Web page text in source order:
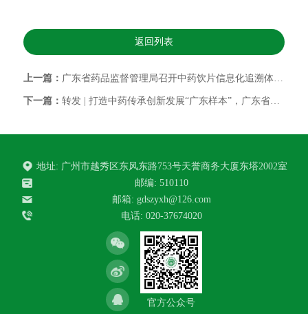
返回列表
上一篇： 广东省药品监督管理局召开中药饮片信息化追溯体系建设座谈会
下一篇：转发 | 打造中药传承创新发展“广东样本”，广东省药监局持续赋能中药产业高质量发展
地址: 广州市越秀区东风东路753号天誉商务大厦东塔2002室
邮编: 510110
邮箱: gdszyxh@126.com
电话: 020-37674020
官方公众号